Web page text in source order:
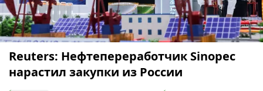
Reuters: Нефтепереработчик Sinopec
нарастил закупки из России